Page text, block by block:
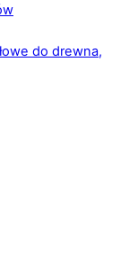
do drewna,